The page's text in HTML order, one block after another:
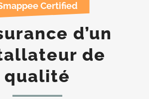
Certified
d’un
de
qualité